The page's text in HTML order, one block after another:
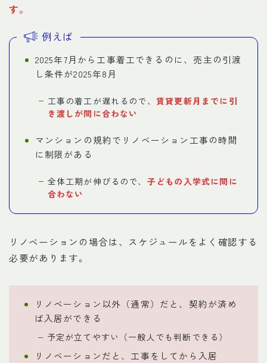
す。
例えば
2025年7月から工事着工できるのに、売主の引渡
し条件が2025年8月
工事の着工が遅れるので、 賃貸更新月までに引
き渡しが間に合わない
マンションの規約でリノベーション工事の時間
に制限がある
全体工期が伸びるので、 子どもの入学式に間に
合わない
リノベーションの場合は、スケジュールをよく確認する
必要があります。
リノベーション以外（通常）だと、契約が済め
ば入居ができる
予定が立てやすい（一般人でも判断できる）
リノベーションだと、工事をしてから入居